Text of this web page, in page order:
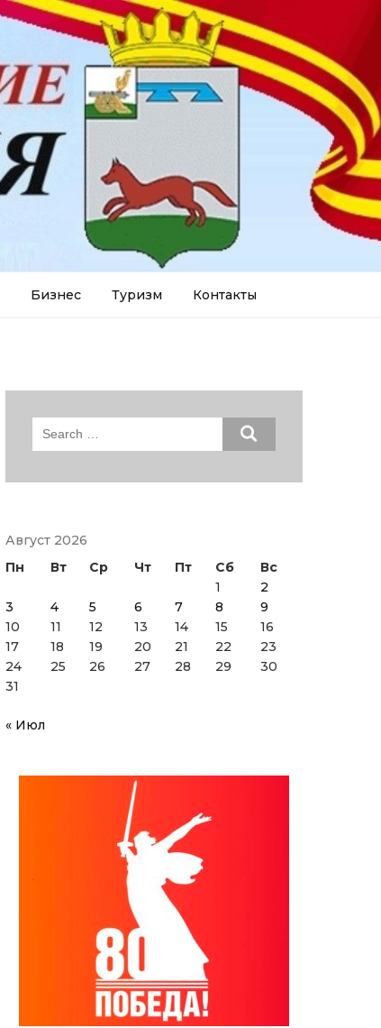
Бизнес Туризм Контакты
Search
Август 2026
Пн
Вт Ср Чт Пт Сб
Вс
1
2
3
4 5 6 7 8
9
10
11 12 13 14 15
16
17
18 19 20 21 22
23
24
25 26 27 28 29
30
31
« Июл